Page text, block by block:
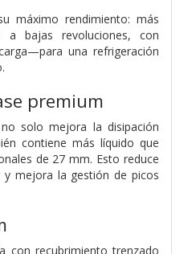
máximo rendimiento: más
a bajas revoluciones, con
una refrigeración
premium
solo mejora la disipación
contiene más líquido que
de 27 mm. Esto reduce
y mejora la gestión de picos
con recubrimiento trenzado